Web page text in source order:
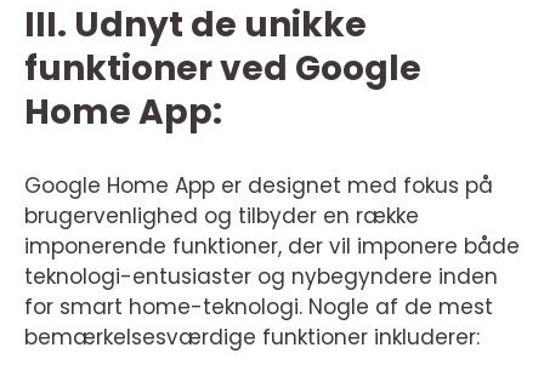
III. Udnyt de unikke
funktioner ved Google
Home App:
Google Home App er designet med fokus på
brugervenlighed og tilbyder en række
imponerende funktioner, der vil imponere både
teknologi-entusiaster og nybegyndere inden
for smart home-teknologi. Nogle af de mest
bemærkelsesværdige funktioner inkluderer: